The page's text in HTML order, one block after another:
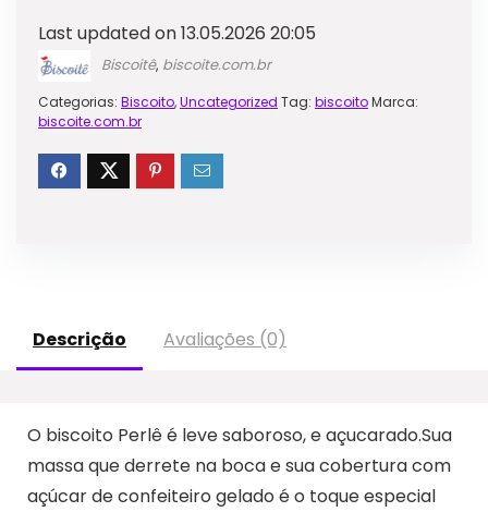
Last updated on 13.05.2026 20:05
Biscoitê, biscoite.com.br
Categorias: Biscoito,Uncategorized Tag: biscoitoMarca:
biscoite.com.br
Descrição Avaliações (0)
O biscoito Perlê é leve saboroso, e açucarado.Sua
massa que derrete na boca e sua cobertura com
açúcar de confeiteiro gelado é o toque especial